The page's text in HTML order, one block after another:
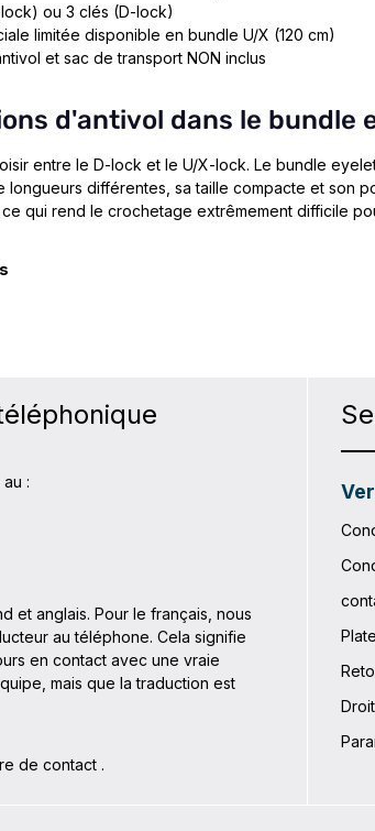
ou 3 clés (D-lock)
limitée disponible en bundle U/X (120 cm)
et sac de transport NON inclus
d'antivol dans le bundle
entre le D-lock et le U/X-lock. Le bundle
longueurs différentes, sa taille compacte et son
, ce qui rend le crochetage extrêmement difficile
:
et anglais. Pour le français, nous
au téléphone. Cela signifie
en contact avec une vraie
mais que la traduction est
de contact .